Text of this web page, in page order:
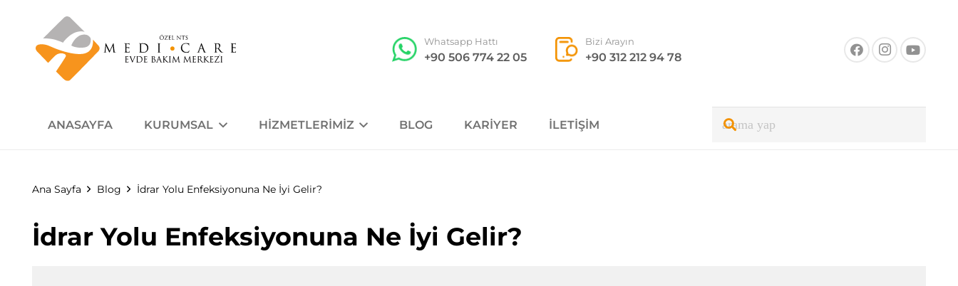
Whatsapp Hattı
+90 506 774 22 05
Bizi Arayın
+90 312 212 94 78
ANASAYFA KURUMSAL HIZMETLERIMIZ BLOG KARIYER İLETIŞIM
Ana Sayfa Blog İdrar Yolu Enfeksiyonuna Ne İyi Gelir?
İdrar Yolu Enfeksiyonuna Ne İyi Gelir?